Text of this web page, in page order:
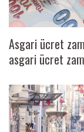
Asgari ücret
asgari ücret